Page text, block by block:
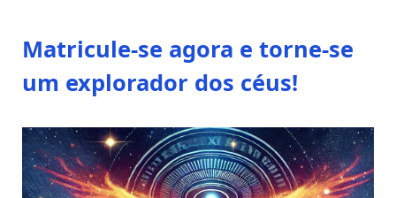
Matricule-se agora e torne-se
um explorador dos céus!